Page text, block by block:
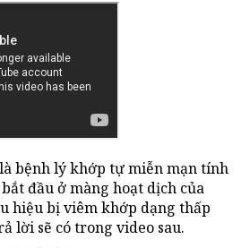
bệnh lý khớp tự miễn mạn tính
đầu ở màng hoạt dịch của
hiệu bị viêm khớp dạng thấp
lời sẽ có trong video sau.